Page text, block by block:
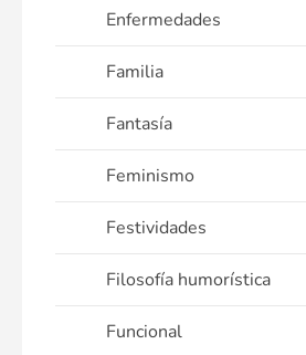
Enfermedades
Familia
Fantasía
Feminismo
Festividades
Filosofía humorística
Funcional